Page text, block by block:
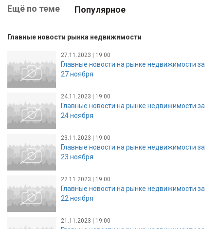
Ещё по теме Популярное
Главные новости рынка недвижимости
27.11.2023 | 19:00
Главные новости на рынке недвижимости за
27 ноября
24.11.2023 | 19:00
Главные новости на рынке недвижимости за
24 ноября
23.11.2023 | 19:00
Главные новости на рынке недвижимости за
23 ноября
22.11.2023 | 19:00
Главные новости на рынке недвижимости за
22 ноября
21.11.2023 | 19:00